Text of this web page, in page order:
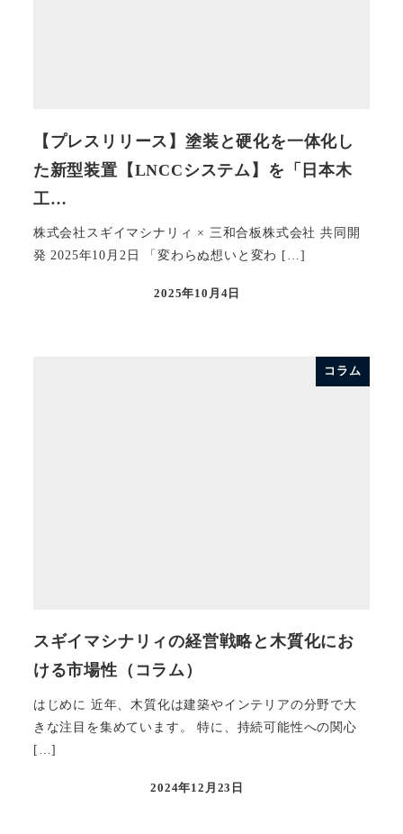
【プレスリリース】塗装と硬化を一体化し
た新型装置【LNCCシステム】を「日本木
工…
株式会社スギイマシナリィ × 三和合板株式会社 共同開
発 2025年10月2日 「変わらぬ想いと変わ […]
投稿日
2025年10月4日
コラム
スギイマシナリィの経営戦略と木質化にお
ける市場性（コラム）
はじめに 近年、木質化は建築やインテリアの分野で大
きな注目を集めています。 特に、持続可能性への関心
[…]
投稿日
2024年12月23日